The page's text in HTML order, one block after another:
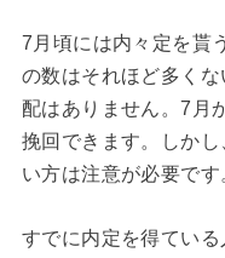
7月頃には内々定を貰
の数はそれほど多く
配はありません。7月
挽回できます。しか
い方は注意が必要です
すでに内定を得てい